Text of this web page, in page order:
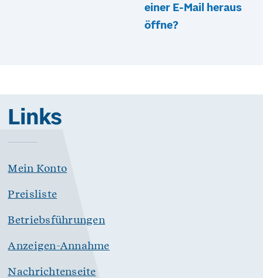
einer E-Mail heraus
öffne?
Links
Mein Konto
Preisliste
Betriebsführungen
Anzeigen-Annahme
Nachrichtenseite